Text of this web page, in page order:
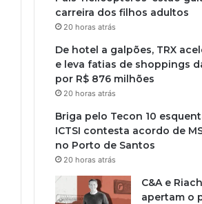
carreira dos filhos adultos
20 horas atrás
De hotel a galpões, TRX
e leva fatias de shoppings
por R$ 876 milhões
20 horas atrás
Briga pelo Tecon 10
ICTSI contesta acordo de
no Porto de Santos
20 horas atrás
C&A e
apertam o